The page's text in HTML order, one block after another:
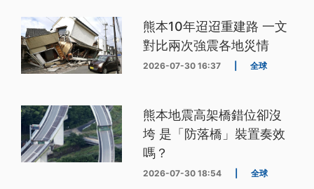
熊本10年迢迢重建路 一文
對比兩次強震各地災情
2026-07-30 16:37 全球
熊本地震高架橋錯位卻沒
垮 是「防落橋」裝置奏效
嗎？
2026-07-30 18:54 全球